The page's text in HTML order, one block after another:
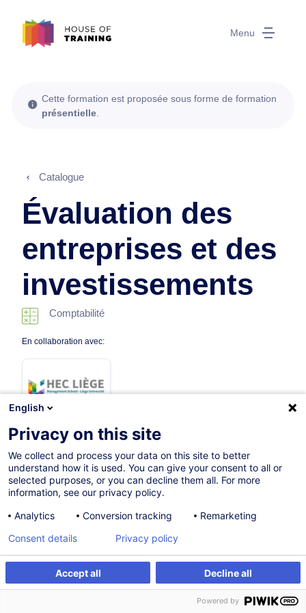
Menu
S'inscrire Formation sur mesure
Cette formation est proposée sous forme de formation
présentielle
Catalogue
Évaluation des
entreprises et des
investissements
Comptabilité
En collaboration avec:
19.04.2027
14h
Formation présentielle
Cours du jour
French / Français
English
Privacy on this site
We collect and process your data on this site to better
understand how it is used. You can give your consent to all or
selected purposes, or you can decline them all. For more
information, see our privacy policy.
Analytics
Conversion tracking Remarketing
Accept all Decline all
Consent details Privacy policy
Powered by